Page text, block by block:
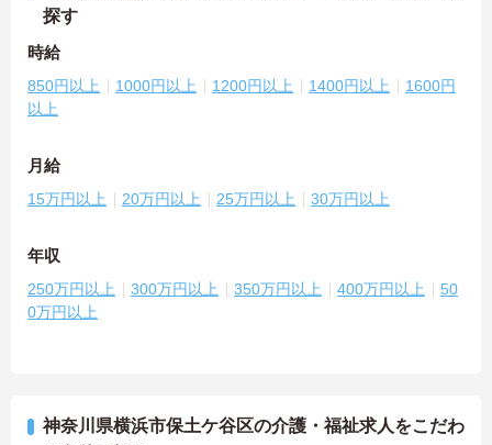
探す
時給
850円以上 1000円以上 1200円以上 1400円以上
1600円
以上
月給
15万円以上 20万円以上 25万円以上 30万円以上
年収
250万円以上 300万円以上 350万円以上 400万円以上
50
0万円以上
神奈川県横浜市保土ケ谷区の介護・福祉求人をこだわ